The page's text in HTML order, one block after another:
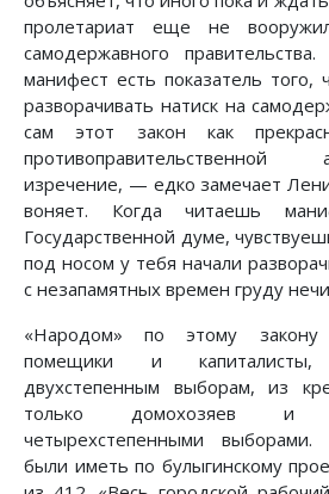
пролетариат еще не
самодержавного
манифест есть показатель
разворачивать натиск на
сам этот закон как
изречение, — едко замечает
воняет. Когда читаешь
Государственной думе,
под носом у тебя начали
с незапамятных времен груду
«Народом» по этому закону
помещики и
двухстепенным выборам, из
только домохозяев и
четырехстепенными
были иметь по булыгинскому